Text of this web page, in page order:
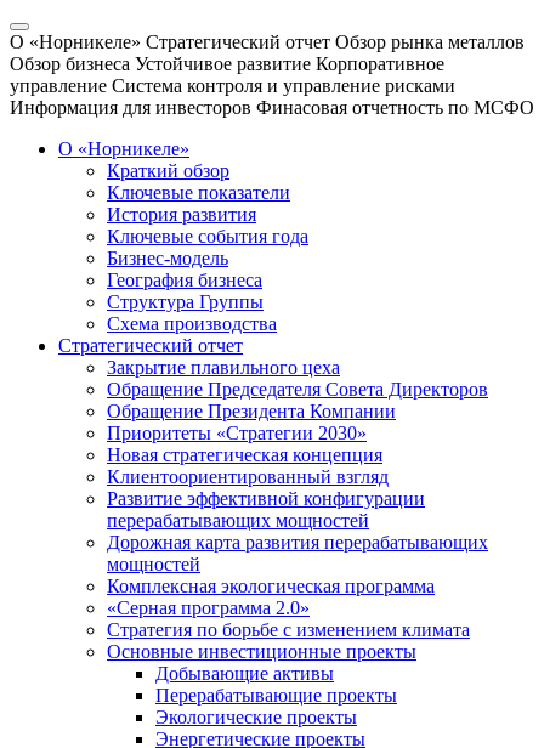
О «Норникеле» Стратегический отчет Обзор рынка металлов
Обзор бизнеса Устойчивое развитие Корпоративное
управление Система контроля и управление рисками
Информация для инвесторов Финасовая отчетность по МСФО
О «Норникеле»
Краткий обзор
Ключевые показатели
История развития
Ключевые события года
Бизнес-модель
География бизнеса
Структура Группы
Схема производства
Стратегический отчет
Закрытие плавильного цеха
Обращение Председателя Совета Директоров
Обращение Президента Компании
Приоритеты «Стратегии 2030»
Новая стратегическая концепция
Клиентоориентированный взгляд
Развитие эффективной конфигурации
перерабатывающих мощностей
Дорожная карта развития перерабатывающих
мощностей
Комплексная экологическая программа
«Серная программа 2.0»
Стратегия по борьбе с изменением климата
Основные инвестиционные проекты
Добывающие активы
Перерабатывающие проекты
Экологические проекты
Энергетические проекты